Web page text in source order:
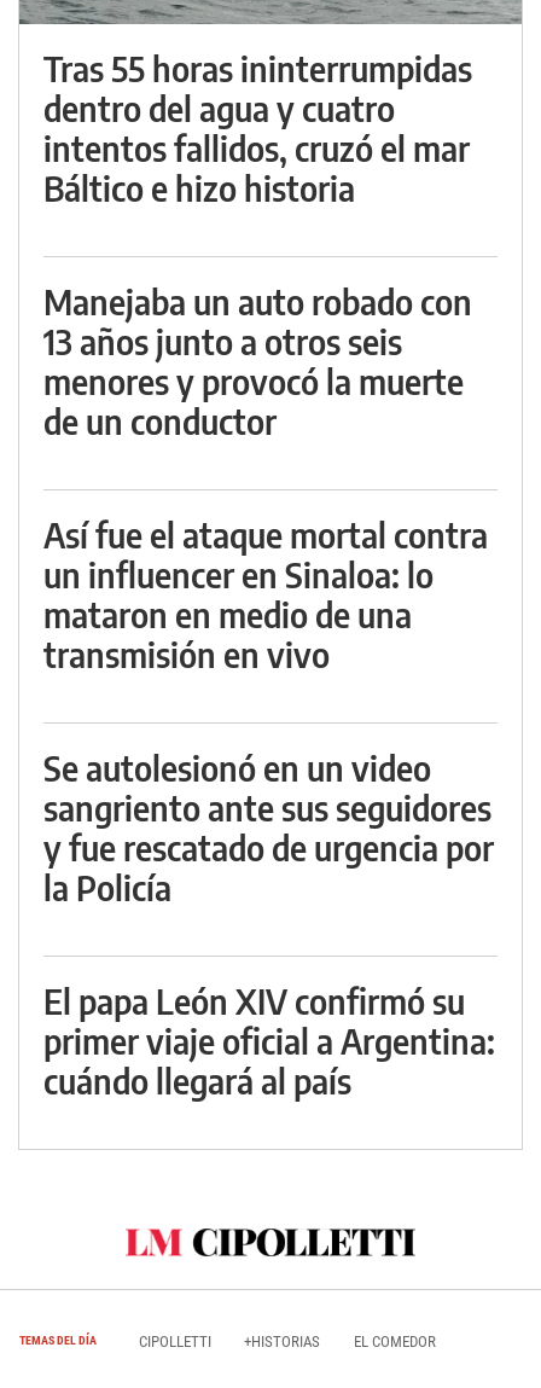
Tras 55 horas ininterrumpidas
dentro del agua y cuatro
intentos fallidos, cruzó el mar
Báltico e hizo historia
Manejaba un auto robado con
13 años junto a otros seis
menores y provocó la muerte
de un conductor
Así fue el ataque mortal contra
un influencer en Sinaloa: lo
mataron en medio de una
transmisión en vivo
Se autolesionó en un video
sangriento ante sus seguidores
y fue rescatado de urgencia por
la Policía
El papa León XIV confirmó su
primer viaje oficial a Argentina:
cuándo llegará al país
TEMAS DEL DÍA CIPOLLETTI +HISTORIAS EL COMEDOR